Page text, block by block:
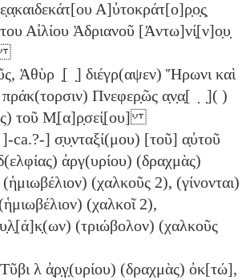
Α]ὐτοκράτ[ο]ρ̣ο̣ς̣
Αἰλίου Ἁδριανοῦ [Ἀντω]νί̣[ν]ο̣υ̣
Ἁθὺρ ̣[ ̣] διέγρ(αψεν) Ἥρωνι καὶ
πράκ(τορσιν) Πνεφερ̣ῶς α̣ν̣α̣[ ̣ ̣]( )
τοῦ Μ̣[α]ρ̣σεί̣[ου]
ca.?-] σ̣υ̣νταξί(μου) [τοῦ] α̣ὐτοῦ
ἀργ(υρίου) (δραχμὰς)
(ἡμιωβέλιον) (χαλκοῦς 2), (γίνονται)
(ἡμιωβέλιον) (χαλκοῖ 2),
(τριώβολον) (χαλκοῦς
λ ἀ̣ρ̣γ̣(υρίου) (δραχμὰς) ὀκ[τώ],